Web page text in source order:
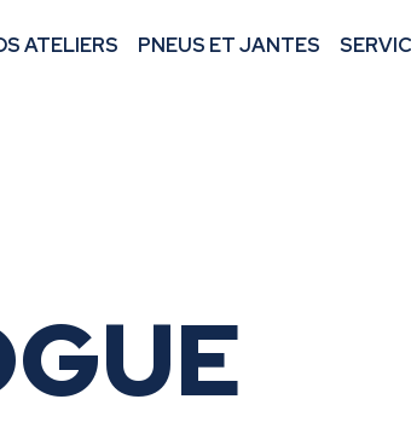
ATELIERS PNEUS ET JANTES